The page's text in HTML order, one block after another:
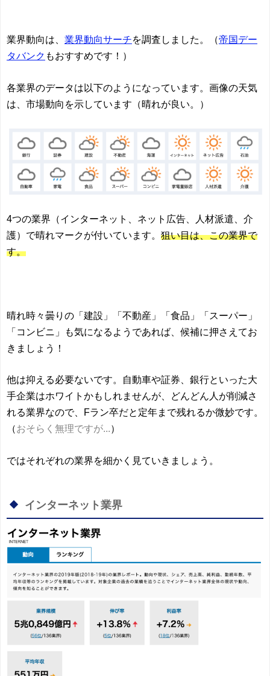
業界動向は、 業界動向サーチを調査しました。（帝国デー
タバンク もおすすめです！）
各業界のデータは以下のようになっています。画像の天気
は、市場動向を示しています（晴れが良い。）
4つの業界（インターネット、ネット広告、人材派遣、介
護）で晴れマークが付いています。 狙い目は、この業界で
す。
晴れ時々曇りの「建設」「不動産」「食品」「スーパー」
「コンビニ」も気になるようであれば、候補に押さえてお
きましょう！
他は抑える必要ないです。自動車や証券、銀行といった大
手企業はホワイトかもしれませんが、どんどん人が削減さ
れる業界なので、Fラン卒だと定年まで残れるか微妙です。
（ おそらく無理ですが... ）
ではそれぞれの業界を細かく見ていきましょう。
インターネット業界